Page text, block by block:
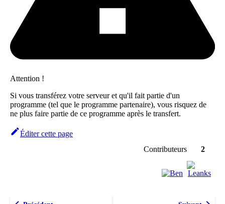
Attention !
Si vous transférez votre serveur et qu'il fait partie d'un
programme (tel que le programme partenaire), vous risquez de
ne plus faire partie de ce programme après le transfert.
Éditer cette page
Contributeurs
2